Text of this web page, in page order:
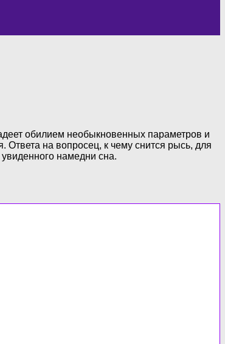
обилием необыкновенных параметров и
Ответа на вопросец, к чему снится рысь, для
намедни сна.